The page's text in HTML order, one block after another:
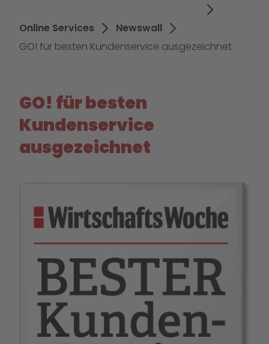
Online Services
Newswall
GO! für besten Kundenservice ausgezeichnet
GO! für besten
Kundenservice
ausgezeichnet